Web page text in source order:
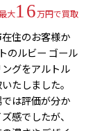
大16万円で買取
住のお客様か
のルビー ゴール
グをアルトル
たしました。
は評価が分か
感でしたが、